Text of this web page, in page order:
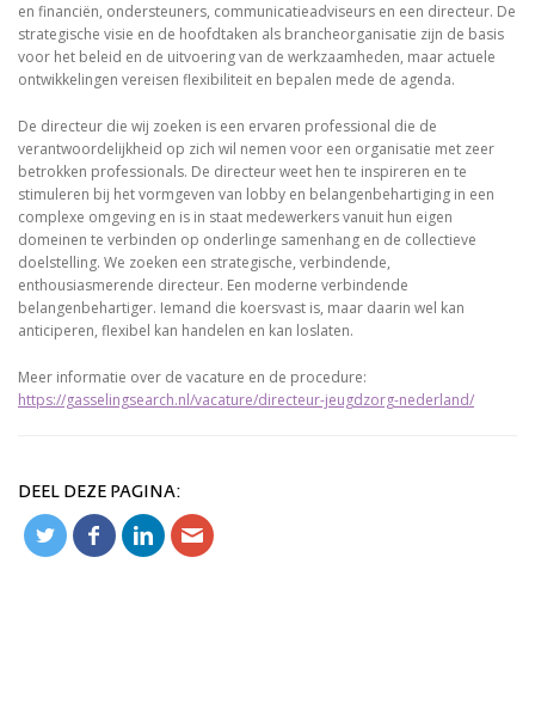
en financiën, ondersteuners, communicatieadviseurs en een directeur. De
strategische visie en de hoofdtaken als brancheorganisatie zijn de basis
voor het beleid en de uitvoering van de werkzaamheden, maar actuele
ontwikkelingen vereisen flexibiliteit en bepalen mede de agenda.
De directeur die wij zoeken is een ervaren professional die de
verantwoordelijkheid op zich wil nemen voor een organisatie met zeer
betrokken professionals. De directeur weet hen te inspireren en te
stimuleren bij het vormgeven van lobby en belangenbehartiging in een
complexe omgeving en is in staat medewerkers vanuit hun eigen
domeinen te verbinden op onderlinge samenhang en de collectieve
doelstelling. We zoeken een strategische, verbindende,
enthousiasmerende directeur. Een moderne verbindende
belangenbehartiger. Iemand die koersvast is, maar daarin wel kan
anticiperen, flexibel kan handelen en kan loslaten.
Meer informatie over de vacature en de procedure:
https://gasselingsearch.nl/vacature/directeur-jeugdzorg-nederland/
DEEL DEZE PAGINA: